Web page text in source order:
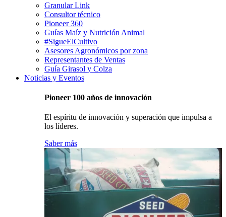
Granular Link
Consultor técnico
Pioneer 360
Guías Maíz y Nutrición Animal
#SigueElCultivo
Asesores Agronómicos por zona
Representantes de Ventas
Guía Girasol y Colza
Noticias y Eventos
Pioneer 100 años de innovación
El espíritu de innovación y superación que impulsa a
los líderes.
Saber más